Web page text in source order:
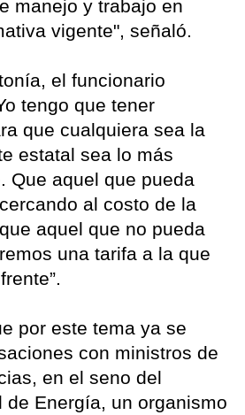
manejo y trabajo en
vigente", señaló.
el funcionario
tengo que tener
que cualquiera sea la
estatal sea lo más
Que aquel que pueda
al costo de la
aquel que no pueda
una tarifa a la que
por este tema ya se
con ministros de
en el seno del
de Energía, un organismo